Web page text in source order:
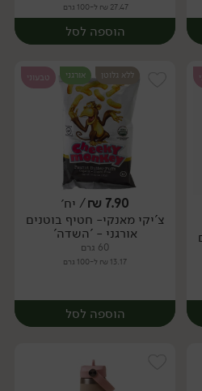
27.47 ₪ ל-100 גרם
הוספה לסל
יח׳
ללא גלוטן אורגני טבעוני
7.90
₪/ יח׳
צ'יקי מאנקי- חטיף בוטנים
אורגני - 'השדה'
60 גרם
13.17 ₪ ל-100 גרם
הוספה לסל